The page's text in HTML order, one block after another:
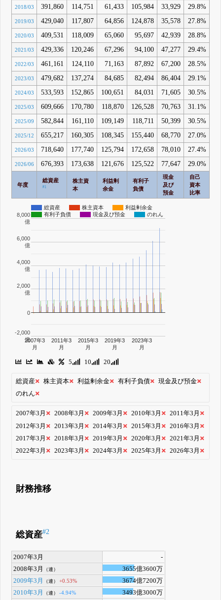
2018/03 391,860 114,751 61,433 105,984 33,929 29.8%
2019/03 429,040 117,807 64,856 124,878 35,578 27.8%
2020/03 409,531 118,009 65,060 95,697 42,939 28.8%
2021/03 429,336 120,246 67,296 94,100 47,277 29.4%
2022/03 461,161 124,110 71,163 87,892 67,200 28.5%
2023/03 479,682 137,274 84,685 82,494 86,404 29.1%
2024/03 533,593 152,865 100,651 84,031 71,605 30.5%
2025/03 609,666 170,780 118,870 126,528 70,763 31.1%
2025/09 582,844 161,110 109,149 118,711 50,399 30.5%
2025/12 655,217 160,305 108,345 155,440 68,770 27.0%
2026/03 718,640 177,740 125,794 172,658 78,010 27.4%
2026/06 676,393 173,638 121,676 125,522 77,647 29.0%
年度
総資産
#1
株主資
本
利益剰
余金
有利子
負債
現金
及び
預金
自己
資本
比率
総資産 株主資本
利益剰余金
有利子負債
現金及び預金 のれん
2007年3
月
2011年3
月
2015年3
月
2019年3
月
2023年3
月
-2,000
億
0
2,000
億
4,000
億
6,000
億
8,000
億
5 10 20
総資産 株主資本 利益剰余金 有利子負債
現金及び預金
のれん
2007年3月 2008年3月 2009年3月 2010年3月
2011年3月
2012年3月
2013年3月 2014年3月 2015年3月
2016年3月
2017年3月
2018年3月 2019年3月 2020年3月
2021年3月
2022年3月
2023年3月 2024年3月 2025年3月 2026年3月
財務推移
総資産#2
2007年3月
-
2008年3月
（連）
3655億3600万
2009年3月
（連） +0.53%
3674億7200万
2010年3月
（連） -4.94%
3493億3000万